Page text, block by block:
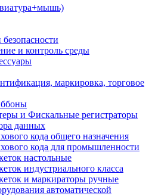
и контроль среды
маркировка, торговое
и Фискальные регистраторы
данных
кода общего назначения
кода для промышленности
настольные
индустриального класса
и маркираторы ручные
автоматической